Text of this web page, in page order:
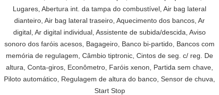
Lugares, Abertura int. da tampa do combustível, Air bag lateral
dianteiro, Air bag lateral traseiro, Aquecimento dos bancos, Ar
digital, Ar digital individual, Assistente de subida/descida, Aviso
sonoro dos faróis acesos, Bagageiro, Banco bi-partido, Bancos com
memória de regulagem, Câmbio tiptronic, Cintos de seg. c/ reg. De
altura, Conta-giros, Econômetro, Faróis xenon, Partida sem chave,
Piloto automático, Regulagem de altura do banco, Sensor de chuva,
Start Stop